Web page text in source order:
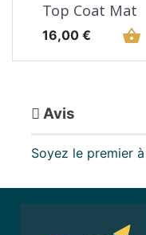
Top Coat Mat
Prix
16,00 € shopping_basket
Avis
Soyez le premier